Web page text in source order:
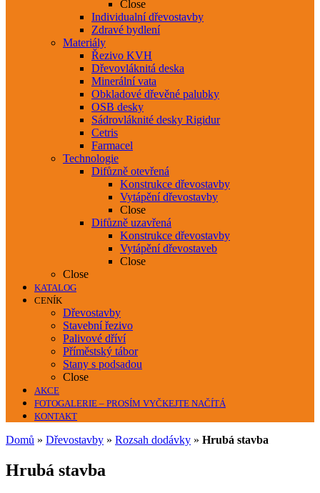
Close
Individualní dřevostavby
Zdravé bydlení
Materiály
Řezivo KVH
Dřevovláknitá deska
Minerální vata
Obkladové dřevěné palubky
OSB desky
Sádrovláknité desky Rigidur
Cetris
Farmacel
Technologie
Difůzně otevřená
Konstrukce dřevostavby
Vytápění dřevostavby
Close
Difůzně uzavřená
Konstrukce dřevostavby
Vytápění dřevostaveb
Close
Close
KATALOG
CENÍK
Dřevostavby
Stavební řezivo
Palivové dříví
Příměstský tábor
Stany s podsadou
Close
AKCE
FOTOGALERIE – PROSÍM VYČKEJTE NAČÍTÁ
KONTAKT
Domů » Dřevostavby » Rozsah dodávky » Hrubá stavba
Hrubá stavba